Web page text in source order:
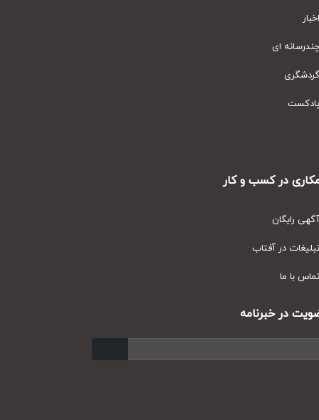
ای
کسب و کار
آفتاب